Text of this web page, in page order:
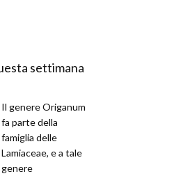
settimana
Il genere Origanum
fa parte della
famiglia delle
Lamiaceae, e a tale
genere